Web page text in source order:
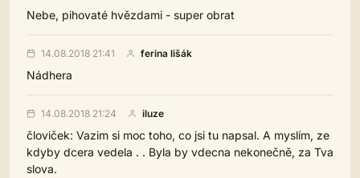
Nebe, pihovaté hvězdami - super obrat
14.08.2018 21:41 ferina lišák
Nádhera
14.08.2018 21:24 iluze
človiček: Vazim si moc toho, co jsi tu napsal. A myslím, ze
kdyby dcera vedela . . Byla by vdecna nekonečně, za Tva
slova.